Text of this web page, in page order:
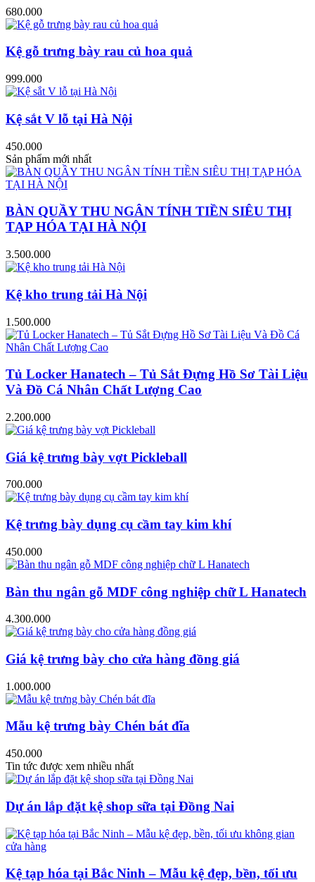
680.000
Kệ gỗ trưng bày rau củ hoa quả
999.000
Kệ sắt V lỗ tại Hà Nội
450.000
Sản phẩm mới nhất
BÀN QUẦY THU NGÂN TÍNH TIỀN SIÊU THỊ
TẠP HÓA TẠI HÀ NỘI
3.500.000
Kệ kho trung tải Hà Nội
1.500.000
Tủ Locker Hanatech – Tủ Sắt Đựng Hồ Sơ Tài Liệu
Và Đồ Cá Nhân Chất Lượng Cao
2.200.000
Giá kệ trưng bày vợt Pickleball
700.000
Kệ trưng bày dụng cụ cầm tay kim khí
450.000
Bàn thu ngân gỗ MDF công nghiệp chữ L Hanatech
4.300.000
Giá kệ trưng bày cho cửa hàng đồng giá
1.000.000
Mẫu kệ trưng bày Chén bát đĩa
450.000
Tin tức được xem nhiều nhất
Dự án lắp đặt kệ shop sữa tại Đồng Nai
Kệ tạp hóa tại Bắc Ninh – Mẫu kệ đẹp, bền, tối ưu